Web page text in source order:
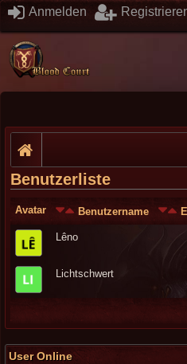
Anmelden
User Online
Benutzerliste
Avatar Benutzername
Lêno
Lichtschwert